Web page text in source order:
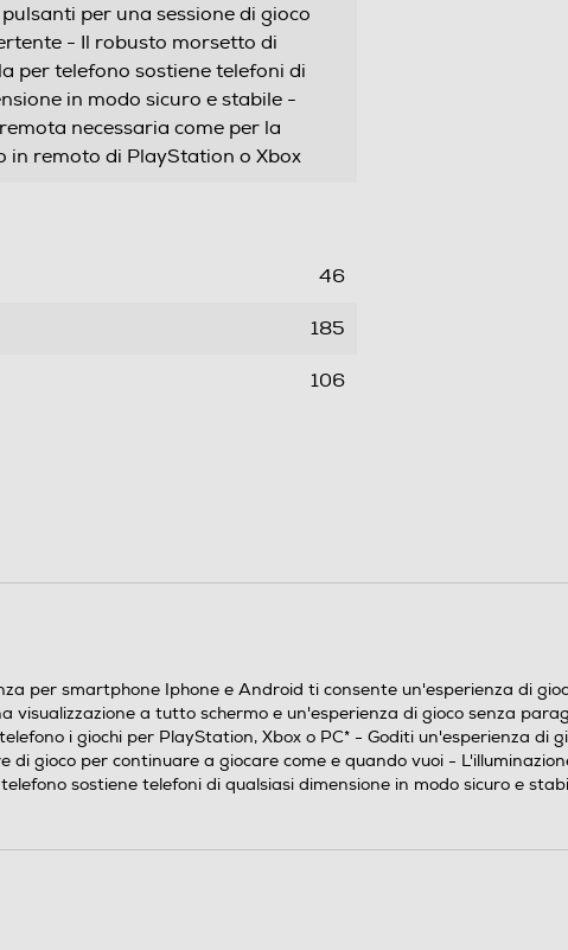
per una sessione di gioco
- Il robusto morsetto di
per telefono sostiene telefoni di
in modo sicuro e stabile -
necessaria come per la
in remoto di PlayStation o Xbox
46
185
106
per smartphone Iphone e Android ti consente un'esperienza di
a tutto schermo e un'esperienza di gioco senza
i giochi per PlayStation, Xbox o PC* - Goditi un'esperienza di
gioco per continuare a giocare come e quando vuoi -
sostiene telefoni di qualsiasi dimensione in modo sicuro e